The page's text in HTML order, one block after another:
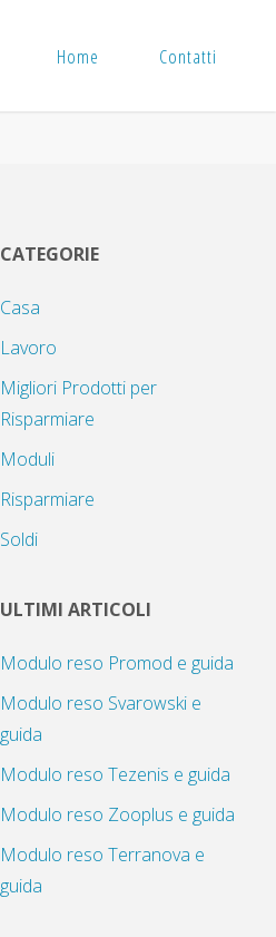
Home Contatti
CATEGORIE
Casa
Lavoro
Migliori Prodotti per
Risparmiare
Moduli
Risparmiare
Soldi
ULTIMI ARTICOLI
Modulo reso Promod e guida
Modulo reso Svarowski e
guida
Modulo reso Tezenis e guida
Modulo reso Zooplus e guida
Modulo reso Terranova e
guida